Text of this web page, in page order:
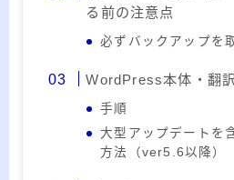
る前の注意点
必ずバックアップを
WordPress本体・翻
手順
大型アップデートを
方法（ver5.6以降）